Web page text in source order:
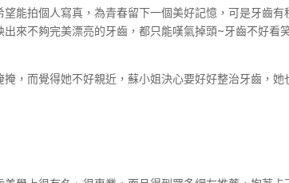
能拍個人寫真，為青春留下一個美好記憶，可是牙齒有
來不夠完美漂亮的牙齒，都只能嘆氣掉頭~牙齒不好看
，而覺得她不好親近，蘇小姐決心要好好整治牙齒，她